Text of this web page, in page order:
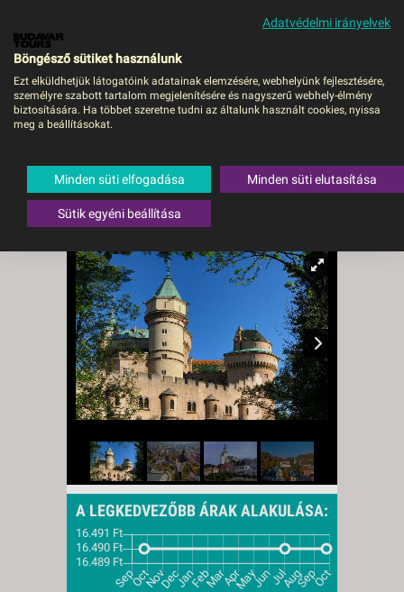
MENÜ
Szlovákiai kincsek:
három városban -
Budapest, Busz
Szlovákia,Bajmóc
A LEGKEDVEZŐBB ÁRAK ALAKULÁSA:
Adatvédelmi irányelvek
Böngésző sütiket használunk
Ezt elküldhetjük látogatóink adatainak elemzésére, webhelyünk fejlesztésére,
személyre szabott tartalom megjelenítésére és nagyszerű webhely-élmény
biztosítására. Ha többet szeretne tudni az általunk használt cookies, nyissa
meg a beállításokat.
Minden süti elfogadása Minden süti elutasítása
Sütik egyéni beállítása